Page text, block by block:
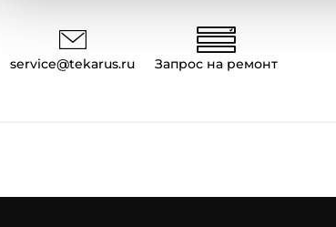
service@tekarus.ru Запрос на ремонт